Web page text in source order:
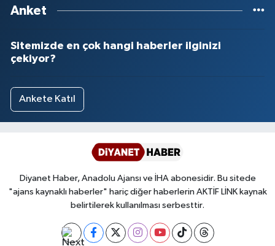
Anket
Sitemizde en çok hangi haberler ilginizi
çekiyor?
Ankete Katıl
Diyanet Haber, Anadolu Ajansı ve İHA abonesidir. Bu sitede
"ajans kaynaklı haberler" hariç diğer haberlerin AKTİF LİNK kaynak
belirtilerek kullanılması serbesttir.